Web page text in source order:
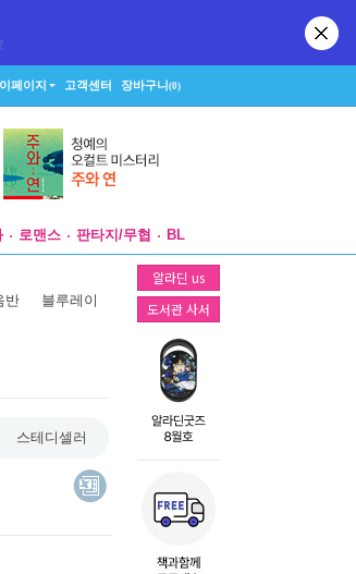
페이지 고객센터 장바구니(0)
로맨스 판타지/무협 BL
알라딘 us
도서관 사서
반 블루레이
스테디셀러